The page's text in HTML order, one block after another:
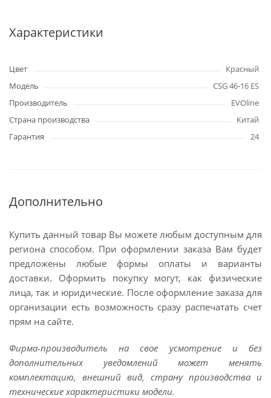
Характеристики
Цвет
Красный
Модель
CSG 46-16 ES
Производитель
EVOline
Страна производства
Китай
Гарантия
24
Дополнительно
Купить данный товар Вы можете любым доступным для
региона способом. При оформлении заказа Вам будет
предложены любые формы оплаты и варианты
доставки. Оформить покупку могут, как физические
лица, так и юридические. После оформление заказа для
организации есть возможность сразу распечатать счет
прям на сайте.
Фирма-производитель на свое усмотрение и без
дополнительных уведомлений может менять
комплектацию, внешний вид, страну производства и
технические характеристики модели.